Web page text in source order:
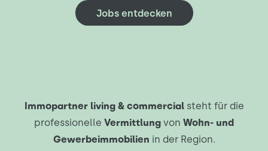
Jobs entdecken
Immopartner living & commercialsteht für die
professionelle Vermittlung von Wohn- und
Gewerbeimmobilien in der Region.